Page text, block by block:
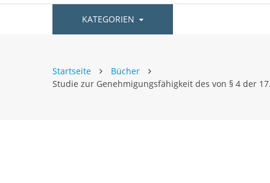
KATEGORIEN
Startseite
Bücher
Studie zur Genehmigungsfähigkeit des von § 4 der